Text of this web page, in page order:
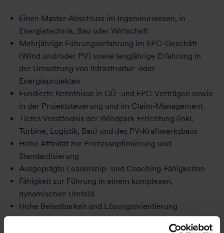
Einen Master-Abschluss im Ingenieurwesen, in
Energietechnik, Bau oder Wirtschaft
Mehrjährige Führungserfahrung im EPC-Geschäft
(Wind und/oder PV) sowie langjährige Erfahrung in
der Umsetzung von Infrastruktur- oder
Energieprojekten
Fundierte Kenntnisse in GÜ- und EPC-Verträgen sowie
in der Projektsteuerung und im Claim-Management
Tiefes Verständnis der Windpark-Errichtung (inkl.
Turbine, Logistik, Bau) und des PV-Kraftwerksbaus
Hohe Affinität zur Prozessoptimierung und
Standardisierung
Ausgeprägte Leadership- und Coaching-Fähigkeiten
Fähigkeit zur Führung in einem komplexen,
dynamischen Umfeld
Hohe Belastbarkeit und Lösungsorientierung